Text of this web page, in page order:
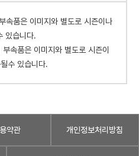
속품은 이미지와 별도로 시즌이나
있습니다.
속품은 이미지와 별도로 시즌이
수 있습니다.
약관 개인정보처리방침